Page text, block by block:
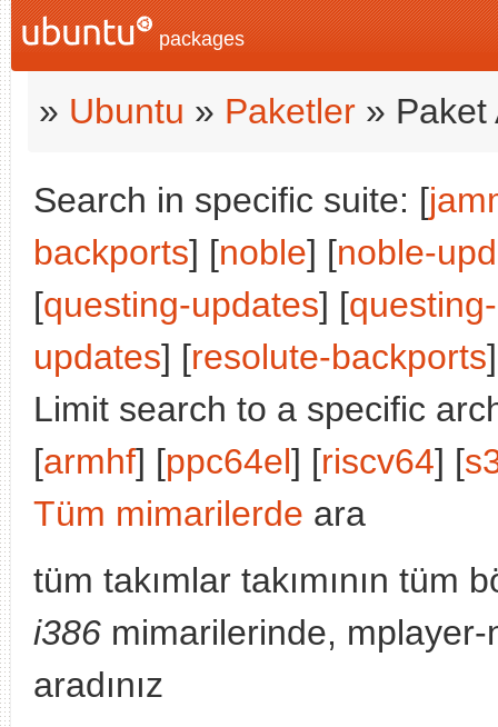
packages
» Ubuntu » Paketler » Paket
Search in specific suite: [
backports] [noble] [noble-
[questing-updates] [
updates] [resolute-backports
Limit search to a specific
[armhf] [ppc64el] [riscv64] [
Tüm mimarilerde ara
tüm takımlar takımının
i386 mimarilerinde, mplayer-
aradınız